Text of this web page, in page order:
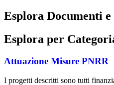
Esplora Documenti
Esplora per
Attuazione Misure PNRR
I progetti descritti sono tutti